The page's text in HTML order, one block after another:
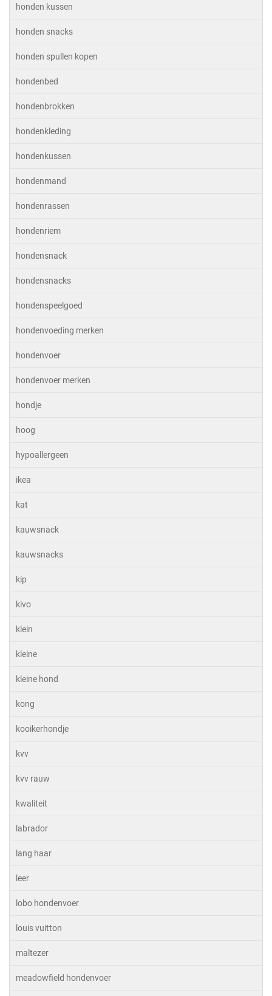
honden kussen
honden snacks
honden spullen kopen
hondenbed
hondenbrokken
hondenkleding
hondenkussen
hondenmand
hondenrassen
hondenriem
hondensnack
hondensnacks
hondenspeelgoed
hondenvoeding merken
hondenvoer
hondenvoer merken
hondje
hoog
hypoallergeen
ikea
kat
kauwsnack
kauwsnacks
kip
kivo
klein
kleine
kleine hond
kong
kooikerhondje
kvv
kvv rauw
kwaliteit
labrador
lang haar
leer
lobo hondenvoer
louis vuitton
maltezer
meadowfield hondenvoer